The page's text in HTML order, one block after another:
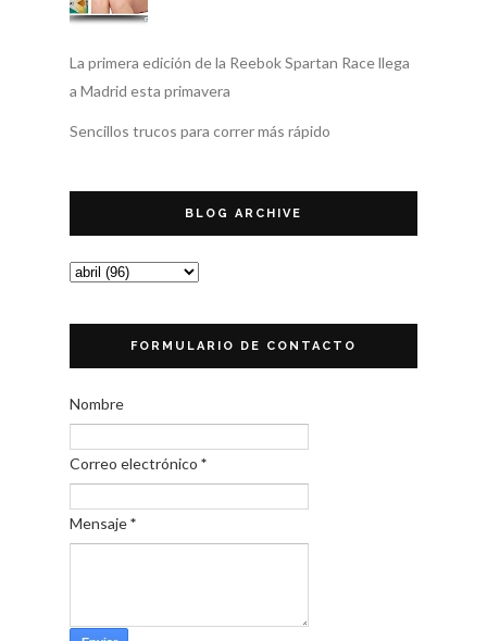
La primera edición de la Reebok Spartan Race llega
a Madrid esta primavera
Sencillos trucos para correr más rápido
BLOG ARCHIVE
FORMULARIO DE CONTACTO
Nombre
Correo electrónico *
Mensaje*